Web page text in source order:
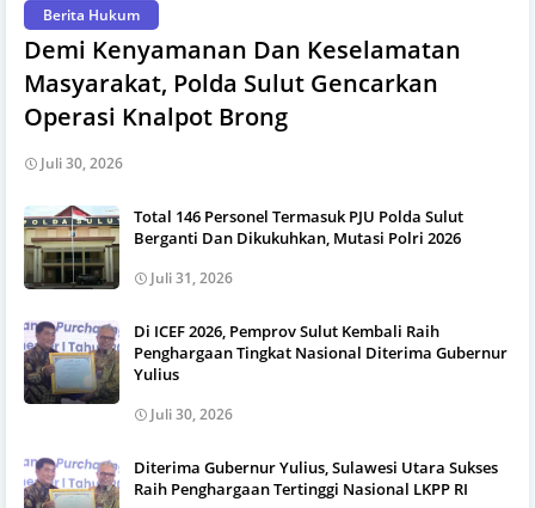
Berita Hukum
Demi Kenyamanan Dan Keselamatan
Masyarakat, Polda Sulut Gencarkan
Operasi Knalpot Brong
Juli 30, 2026
Total 146 Personel Termasuk PJU Polda Sulut
Berganti Dan Dikukuhkan, Mutasi Polri 2026
Juli 31, 2026
Di ICEF 2026, Pemprov Sulut Kembali Raih
Penghargaan Tingkat Nasional Diterima Gubernur
Yulius
Juli 30, 2026
Diterima Gubernur Yulius, Sulawesi Utara Sukses
Raih Penghargaan Tertinggi Nasional LKPP RI